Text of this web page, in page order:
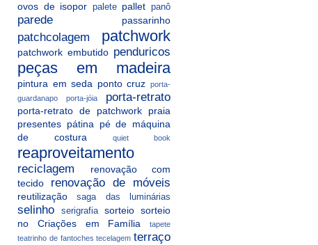
ovos de isopor palete pallet panô
parede passarinho
patchcolagem patchwork
patchwork embutido penduricos
peças em madeira
pintura em seda ponto cruz porta-
guardanapo
porta-jóia porta-retrato
porta-retrato de patchwork
praia
presentes pátina
pé de máquina
de costura
quiet book
reaproveitamento
reciclagem
renovação com
tecido
renovação de móveis
reutilização saga das luminárias
selinho serigrafia sorteio sorteio
no Criações em Família
tapete
teatrinho de fantoches tecelagem terraço